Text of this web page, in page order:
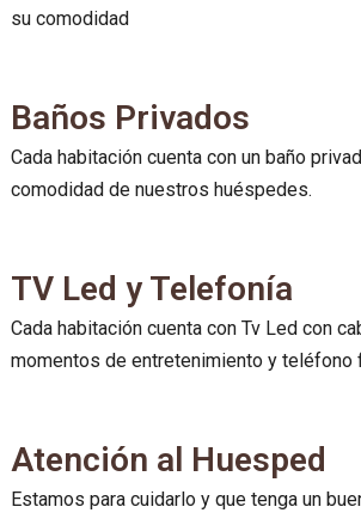
su comodidad
Baños Privados
Cada habitación cuenta con un baño
comodidad de nuestros huéspedes.
TV Led y Telefonía
Cada habitación cuenta con Tv Led con
momentos de entretenimiento y teléfono
Atención al Huesped
Estamos para cuidarlo y que tenga un